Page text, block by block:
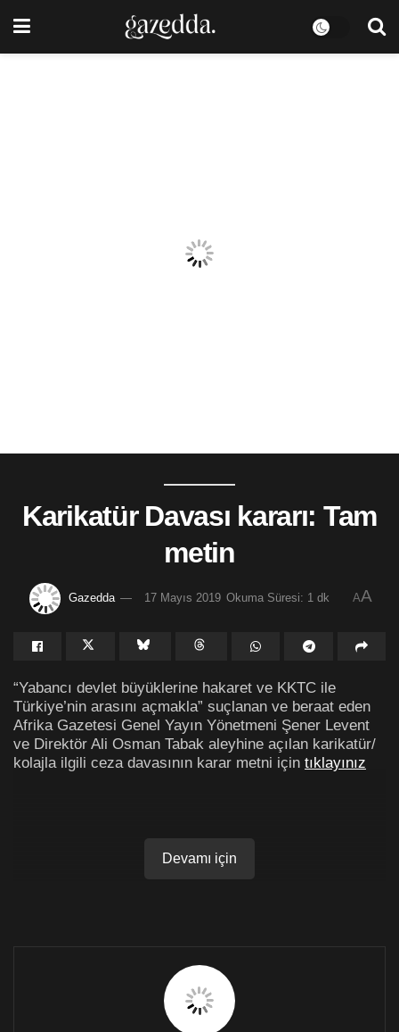
Karikatür Davası kararı: Tam
metin
Gazedda 17 Mayıs 2019 Okuma Süresi: 1 dk AA
“Yabancı devlet büyüklerine hakaret ve KKTC ile
Türkiye’nin arasını açmakla” suçlanan ve beraat eden
Afrika Gazetesi Genel Yayın Yönetmeni Şener Levent
ve Direktör Ali Osman Tabak aleyhine açılan karikatür/
kolajla ilgili ceza davasının karar metni için tıklayınız
Devamı için